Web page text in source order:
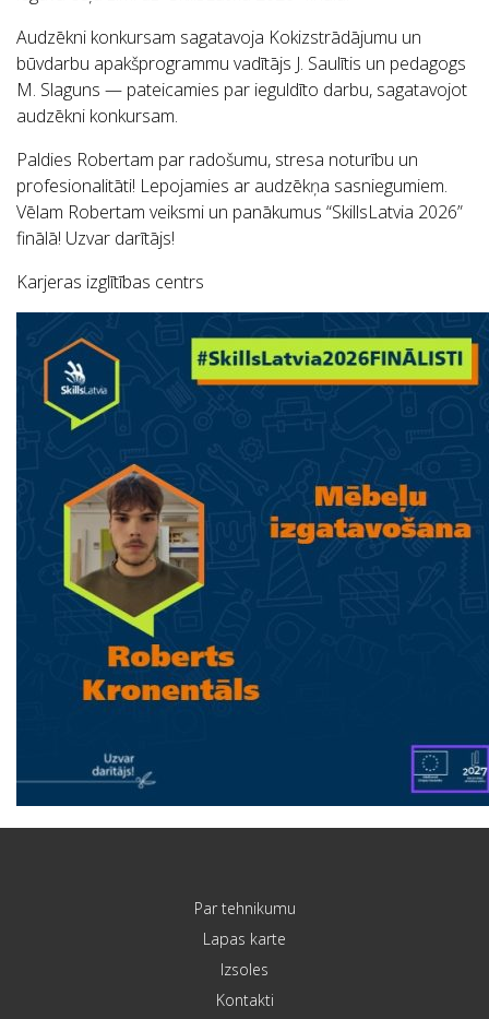
Audzēkni konkursam sagatavoja Kokizstrādājumu un
būvdarbu apakšprogrammu vadītājs J. Saulītis un pedagogs
M. Slaguns — pateicamies par ieguldīto darbu, sagatavojot
audzēkni konkursam.
Paldies Robertam par radošumu, stresa noturību un
profesionalitāti! Lepojamies ar audzēkņa sasniegumiem.
Vēlam Robertam veiksmi un panākumus “SkillsLatvia 2026”
finālā! Uzvar darītājs!
Karjeras izglītības centrs
Par tehnikumu
Lapas karte
Izsoles
Kontakti